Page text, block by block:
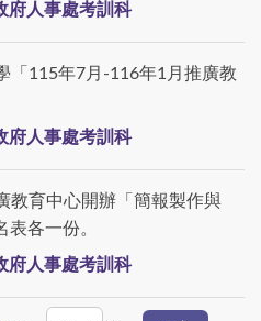
府人事處考訓科
「115年7月-116年1月推廣教
府人事處考訓科
教育中心開辦「簡報製作與
各一份。
府人事處考訓科